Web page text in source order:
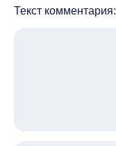
Текст комментария: